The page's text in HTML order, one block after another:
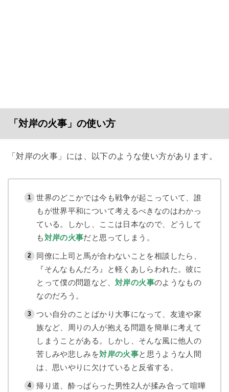
「対岸の火事」の使い方
「対岸の火事」には、以下のような使い方があります。
世界のどこかでは今も戦争が起こっていて、誰
もが世界平和について考えるべきなのはわかっ
ている。しかし、ここは日本なので、どうして
も対岸の火事だと思ってしまう。
同僚に上司と馬が合わないことを相談したら、
『そんなもんだろ』と軽くあしらわれた。彼に
とって僕の問題など、 対岸の火事のようなもの
なのだろう。
つい自分のことばかり大事になって、友達や家
族など、周りの人が抱える問題を簡単に考えて
しまうことがある。しかし、そんな風に他人の
苦しみや悲しみを対岸の火事と思うような人間
は、思いやりに欠けていると反省する。
帰り道、酔っぱらった男性2人が揉み合って喧嘩